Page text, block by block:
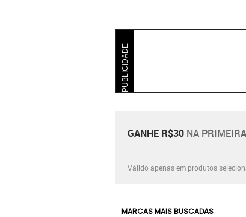
PUBLICIDADE
GANHE R$30 NA
Válido apenas em produtos
MARCAS MAIS BUSCADAS